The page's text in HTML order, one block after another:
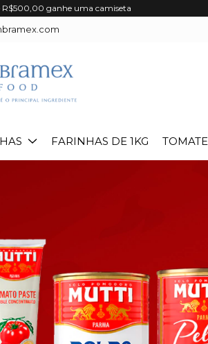
R$500,00 ganhe uma camiseta
FARINHAS DE 1KG TOMATE